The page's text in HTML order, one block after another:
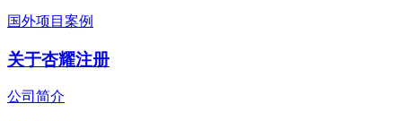
国外项目案例
关于杏耀注册
公司简介